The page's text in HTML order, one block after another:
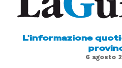
L'informazione
6 agosto